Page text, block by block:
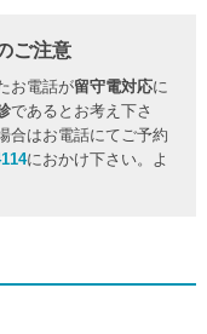
ご注意
お電話が留守電対応に
であるとお考え下さ
合はお電話にてご予約
におかけ下さい。よ